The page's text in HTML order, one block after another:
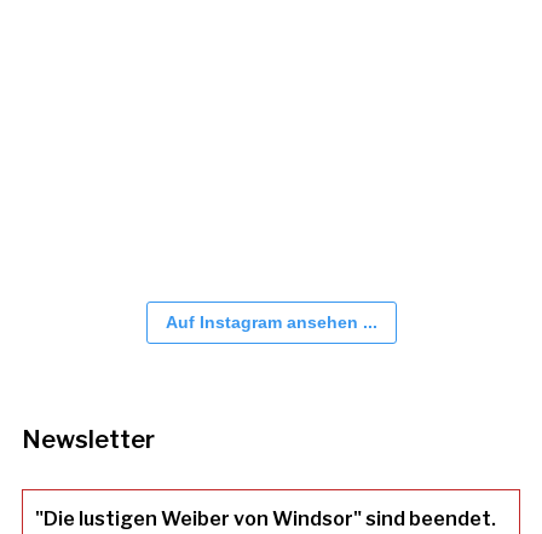
Auf Instagram ansehen ...
Newsletter
"Die lustigen Weiber von Windsor" sind beendet.